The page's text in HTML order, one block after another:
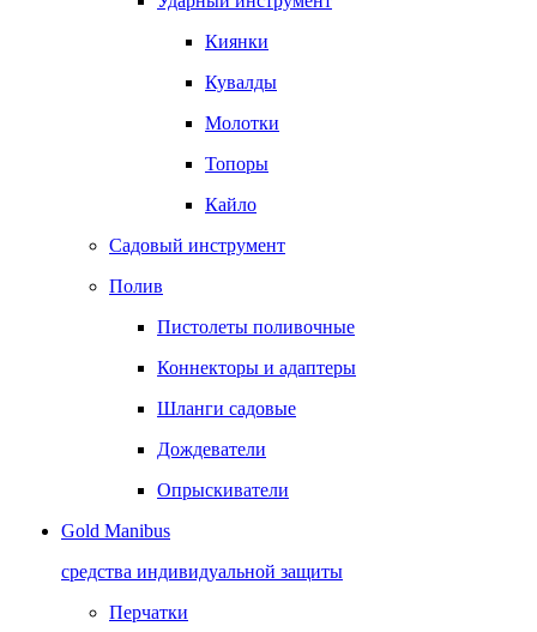
Киянки
Кувалды
Молотки
Топоры
Кайло
Садовый инструмент
Полив
Пистолеты поливочные
Коннекторы и адаптеры
Шланги садовые
Дождеватели
Опрыскиватели
Gold Manibus
средства индивидуальной защиты
Перчатки